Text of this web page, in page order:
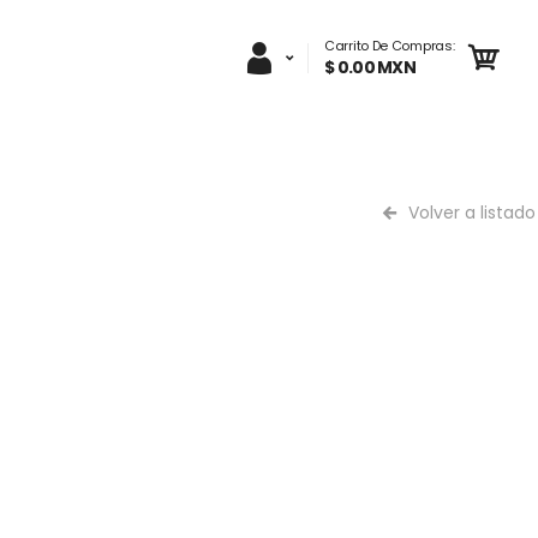
Carrito De Compras:
$ 0.00 MXN
Volver a listado